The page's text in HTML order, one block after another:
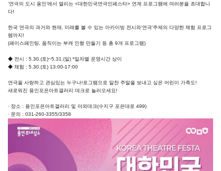
‘연극의 도시 용인’에서 열리는 <대한민국연극인페스타> 연계 프로그램에 여러분을 초대합니
다!
한국 연극의 과거와 현재, 미래를 볼 수 있는 아카이빙 전시와‘연극’주제의 다양한 체험 프로그
램까지!
(페이스페인팅, 움직이는 부캐 인형 만들기 등 총 9개 프로그램)
◆ 전시 : 5.30.(토)~5.31.(일) *일자별 운영시간 상이
◆ 체험 : 5.30.(토) 13:00-17:00
연극을 사랑하고 관심있는 누구나!로그램으로 알찬 주말을 보내고 싶은 어린이 가족도!
새로워진 용인포은아트갤러리 데크로 놀러오세요!
· 장소 : 용인포은아트갤러리 및 야외데크(수지구 포은대로 499)
· 문의 : 031-260-3355/3358